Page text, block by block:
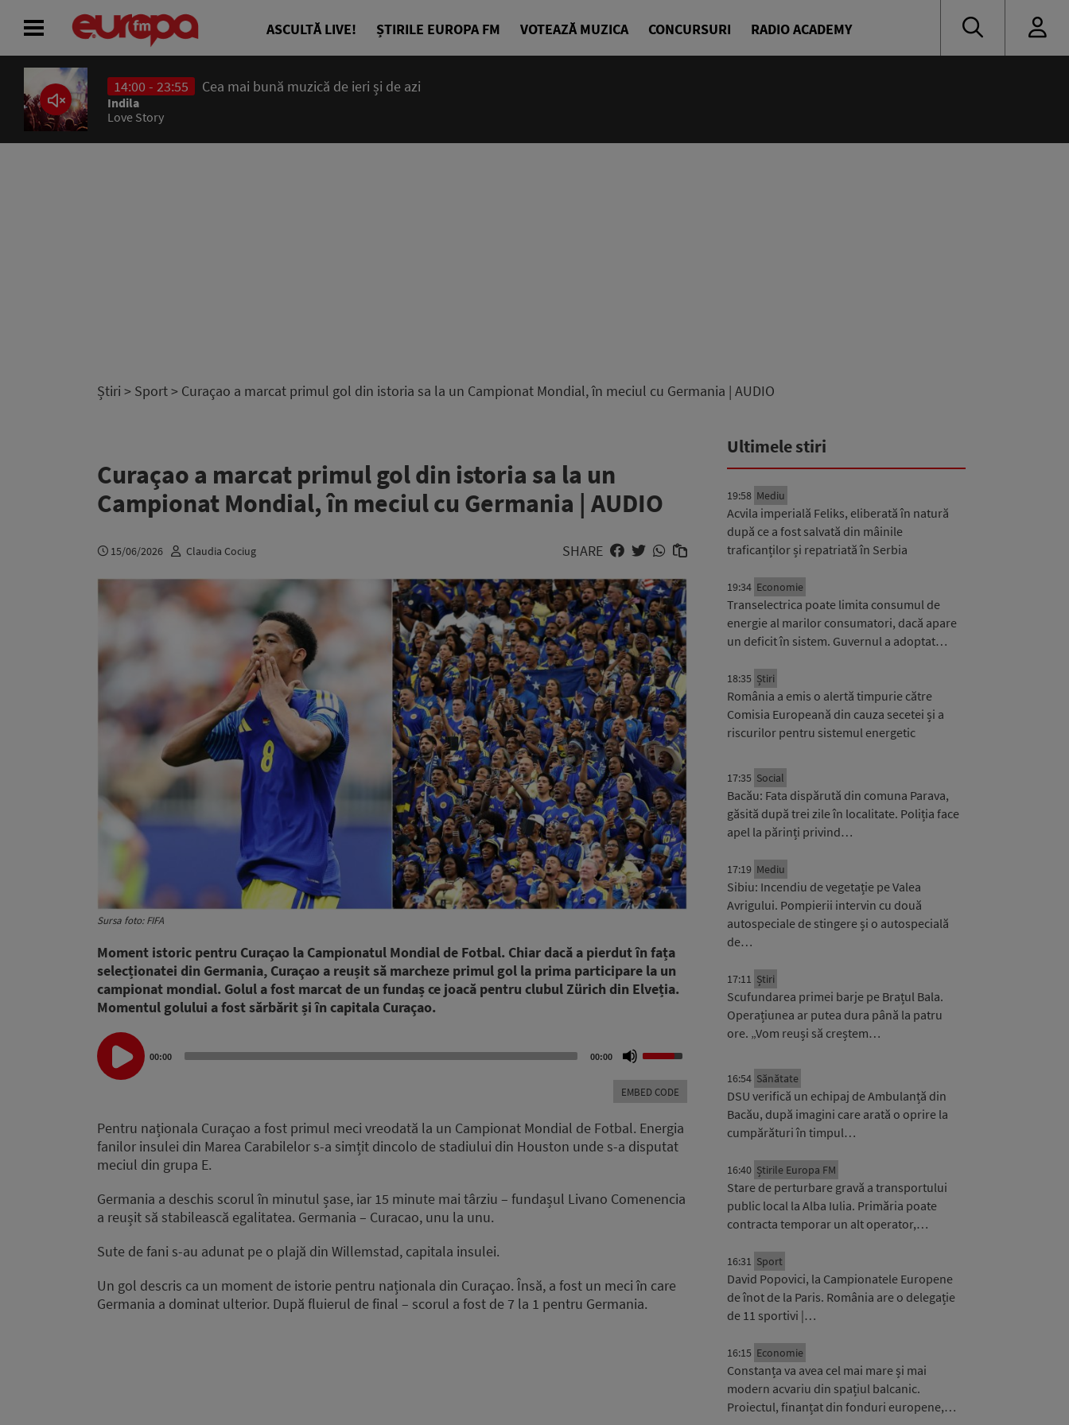
ASCULTĂ LIVE! ȘTIRILE EUROPA FM VOTEAZĂ MUZICA CONCURSURI RADIO ACADEMY
14:00 - 23:55 Cea mai bună muzică de ieri și de azi
Indila
Love Story
Știri > Sport> Curaçao a marcat primul gol din istoria sa la un Campionat Mondial, în meciul cu Germania | AUDIO
Curaçao a marcat primul gol din istoria sa la un
Campionat Mondial, în meciul cu Germania | AUDIO
15/06/2026 Claudia Cociug SHARE
Sursa foto: FIFA
Moment istoric pentru Curaçao la Campionatul Mondial de Fotbal. Chiar dacă a pierdut în fața
selecționatei din Germania, Curaçao a reușit să marcheze primul gol la prima participare la un
campionat mondial. Golul a fost marcat de un fundaș ce joacă pentru clubul Zürich din Elveția.
Momentul golului a fost sărbărit și în capitala Curaçao.
Audio
Player
00:00 00:00
Up/Down
keys
increase
or
EMBED CODE
Pentru naționala Curaçao a fost primul meci vreodată la un Campionat Mondial de Fotbal. Energia
fanilor insulei din Marea Carabilelor s-a simțit dincolo de stadiului din Houston unde s-a disputat
meciul din grupa E.
Germania a deschis scorul în minutul șase, iar 15 minute mai târziu – fundașul Livano Comenencia
a reușit să stabilească egalitatea. Germania – Curacao, unu la unu.
Sute de fani s-au adunat pe o plajă din Willemstad, capitala insulei.
Un gol descris ca un moment de istorie pentru naționala din Curaçao. Însă, a fost un meci în care
Germania a dominat ulterior. După fluierul de final – scorul a fost de 7 la 1 pentru Germania.
Ultimele stiri
19:58 Mediu
Acvila imperială Feliks, eliberată în natură
după ce a fost salvată din mâinile
traficanților și repatriată în Serbia
19:34 Economie
Transelectrica poate limita consumul de
energie al marilor consumatori, dacă apare
un deficit în sistem. Guvernul a adoptat…
18:35 Știri
România a emis o alertă timpurie către
Comisia Europeană din cauza secetei și a
riscurilor pentru sistemul energetic
17:35 Social
Bacău: Fata dispărută din comuna Parava,
găsită după trei zile în localitate. Poliția face
apel la părinți privind…
17:19 Mediu
Sibiu: Incendiu de vegetație pe Valea
Avrigului. Pompierii intervin cu două
autospeciale de stingere și o autospecială
de…
17:11 Știri
Scufundarea primei barje pe Brațul Bala.
Operațiunea ar putea dura până la patru
ore. „Vom reuși să creștem…
16:54 Sănătate
DSU verifică un echipaj de Ambulanță din
Bacău, după imagini care arată o oprire la
cumpărături în timpul…
16:40 Știrile Europa FM
Stare de perturbare gravă a transportului
public local la Alba Iulia. Primăria poate
contracta temporar un alt operator,…
16:31 Sport
David Popovici, la Campionatele Europene
de înot de la Paris. România are o delegație
de 11 sportivi |…
16:15 Economie
Constanța va avea cel mai mare și mai
modern acvariu din spațiul balcanic.
Proiectul, finanțat din fonduri europene,…
ACASĂ
ȘTIRI